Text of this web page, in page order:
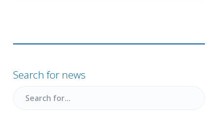
Search for news